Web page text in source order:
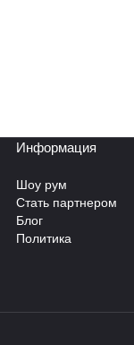
Информация
Шоу рум
Стать партнером
Блог
Политика